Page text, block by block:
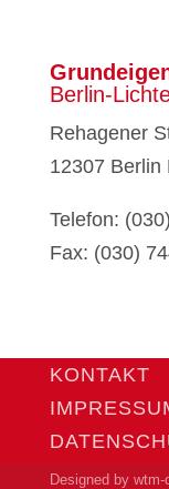
Ber­lin-
Reha­ge­ner
12307 Ber­lin
Tele­fon:
Fax: (030)
KON­TAKT
Designed by wtm-